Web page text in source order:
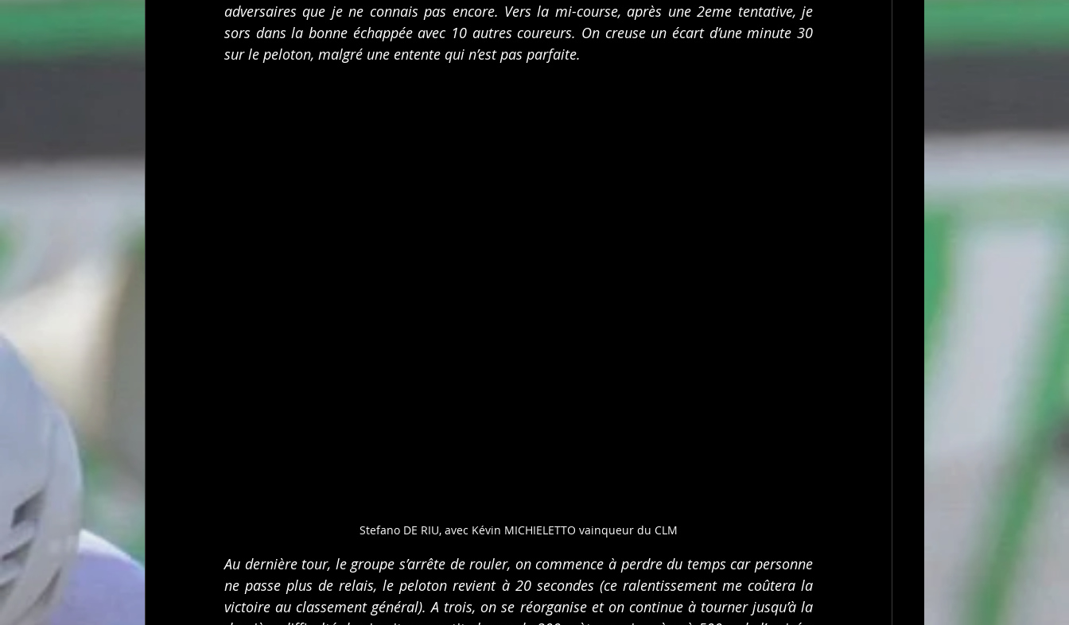
adversaires que je ne connais pas encore. Vers la mi-course, après une 2eme tentative, je
sors dans la bonne échappée avec 10 autres coureurs. On creuse un écart d’une minute 30
sur le peloton, malgré une entente qui n’est pas parfaite.
Stefano DE RIU, avec Kévin MICHIELETTO vainqueur du CLM
Au dernière tour, le groupe s’arrête de rouler, on commence à perdre du temps car personne
ne passe plus de relais, le peloton revient à 20 secondes (ce ralentissement me coûtera la
victoire au classement général). A trois, on se réorganise et on continue à tourner jusqu’à la